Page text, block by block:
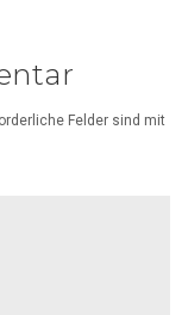
Felder sind mit